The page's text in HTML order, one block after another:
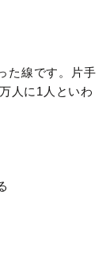
た線です。片手
人に1人といわ